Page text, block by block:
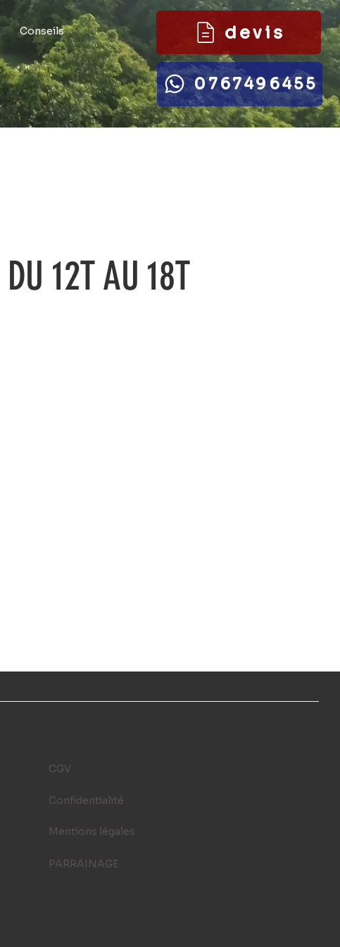
Conseils devis
0767496455
DU 12T AU 18T
CGV
Confidentialité
Mentions légales
PARRAINAGE